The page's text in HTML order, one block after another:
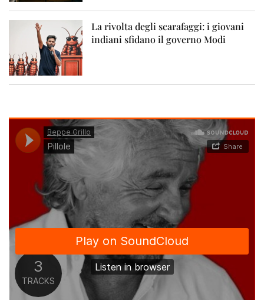
La rivolta degli scarafaggi: i giovani
indiani sfidano il governo Modi